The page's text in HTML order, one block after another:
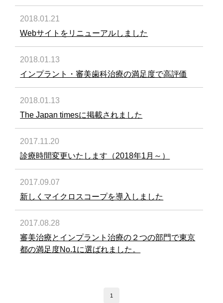
2018.01.21
Webサイトをリニューアルしました
2018.01.13
インプラント・審美歯科治療の満足度で高評価
2018.01.13
The Japan timesに掲載されました
2017.11.20
診療時間変更いたします（2018年1月～）
2017.09.07
新しくマイクロスコープを導入しました
2017.08.28
審美治療とインプラント治療の２つの部門で東京
都の満足度No.1に選ばれました。
1